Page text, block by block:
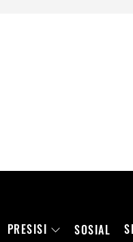
PRESISI SOSIAL